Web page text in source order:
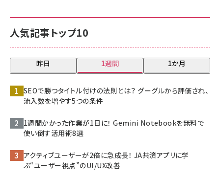
人気記事トップ10
昨日 1週間 1か月
SEOで勝つタイトル付けの法則とは？ グーグルから評価され、
流入数を増やす5つの条件
1週間かかった作業が1日に！ Gemini Notebookを無料で
使い倒す活用術8選
アクティブユーザーが2倍に急成長！ JA共済アプリに学
ぶ“ユーザー視点”のUI/UX改善